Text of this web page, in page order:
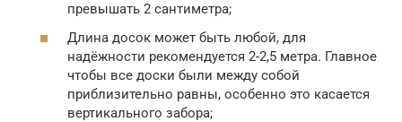
превышать 2 сантиметра;
Длина досок может быть любой, для
надёжности рекомендуется 2-2,5 метра. Главное
чтобы все доски были между собой
приблизительно равны, особенно это касается
вертикального забора;